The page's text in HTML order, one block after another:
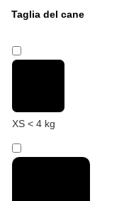
PURINA ONE
Rocco
Wolf of Wilderness
Advance Veterinary Diet
Taglia del cane
XS < 4 kg